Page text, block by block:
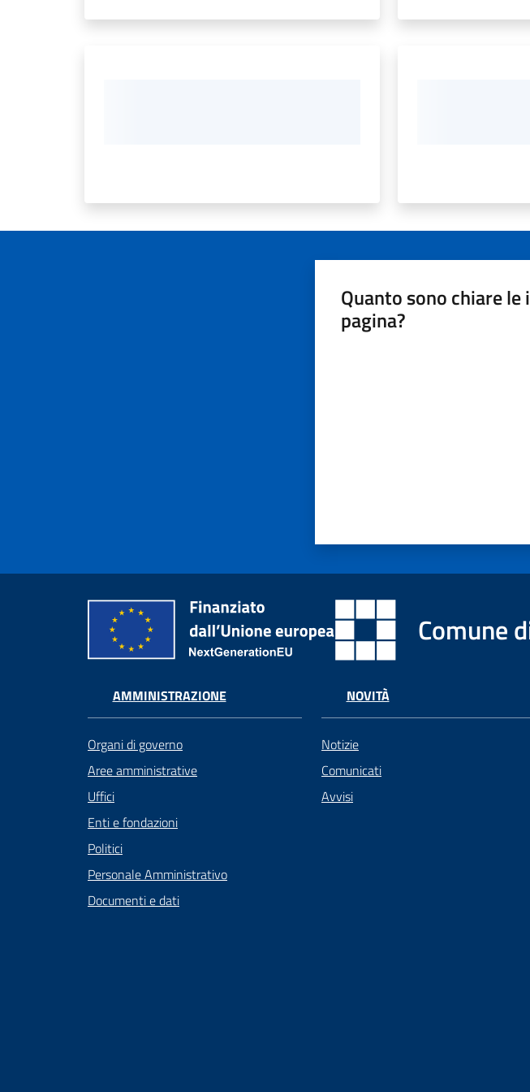
Quanto sono chiare
pagina?
Comune
AMMINISTRAZIONE
Organi di governo
Aree amministrative
Uffici
Enti e fondazioni
Politici
Personale Amministrativo
Documenti e dati
NOVITÀ
Notizie
Comunicati
Avvisi